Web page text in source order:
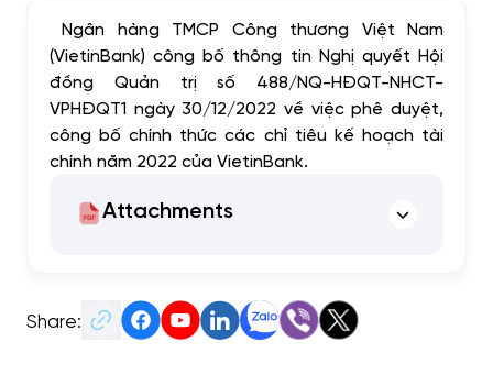
Ngân hàng TMCP Công thương Việt Nam
(VietinBank) công bố thông tin Nghị quyết Hội
đồng Quản trị số 488/NQ-HĐQT-NHCT-
VPHĐQT1 ngày 30/12/2022 về việc phê duyệt,
công bố chính thức các chỉ tiêu kế hoạch tài
chính năm 2022 của VietinBank.
Attachments
Share: